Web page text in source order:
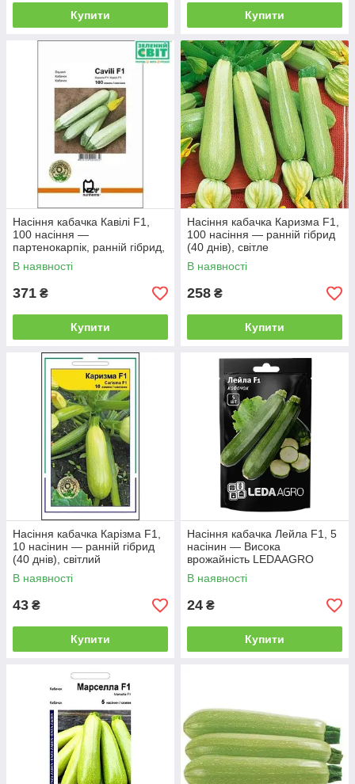
Купити Купити
Насіння кабачка Кавілі F1,
100 насіння —
партенокарпік, ранній гібрид,
світлий Nunhems
В наявності
371 ₴
Купити
Насіння кабачка Каризма F1,
100 насіння — ранній гібрид
(40 днів), світле
В наявності
258 ₴
Купити
Насіння кабачка Карізма F1,
10 насінин — ранній гібрид
(40 днів), світлий
В наявності
43 ₴
Купити
Насіння кабачка Лейла F1, 5
насінин — Висока
врожайність LEDAAGRO
В наявності
24 ₴
Купити